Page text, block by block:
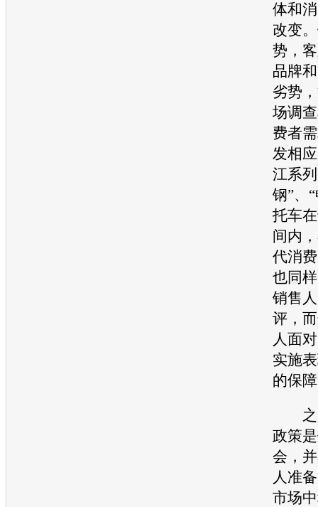
体和
改变
势，
品牌
劣势
场调
费者
发相
江系
钢”、
托车
间内
代消
也同
销售
评，
人面
实施
的保
之
政策
会，
人准
市场